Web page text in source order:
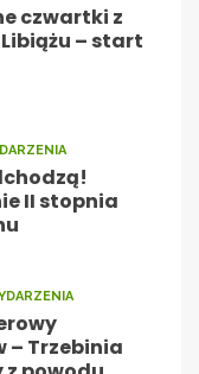
czwartki z
– start
II stopnia
– Trzebinia